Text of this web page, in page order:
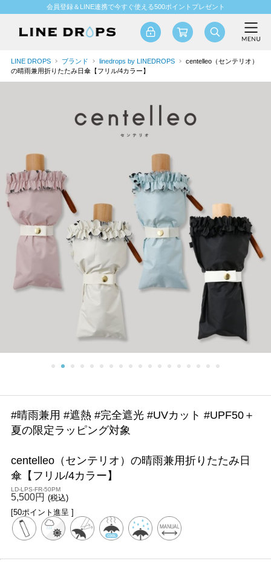
会員登録＆LINE連携で今すぐ使える500ポイントプレゼント
LINE DROPS ブランド linedrops by LINEDROPS
centelleo（センテリオ）
の晴雨兼用折りたたみ日傘【フリル/4カラー】
#晴雨兼用 #遮熱 #完全遮光 #UVカット #UPF50＋
夏の限定ラッピング対象
centelleo（センテリオ）の晴雨兼用折りたたみ日
傘【フリル/4カラー】
LD-LPS-FR-50PM
5,500円 (税込)
[50ポイント進呈 ]